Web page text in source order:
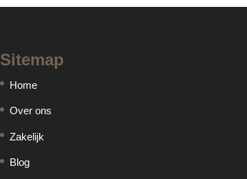
Sitemap
Home
Over ons
Zakelijk
Blog